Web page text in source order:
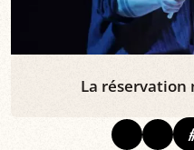
La réservation